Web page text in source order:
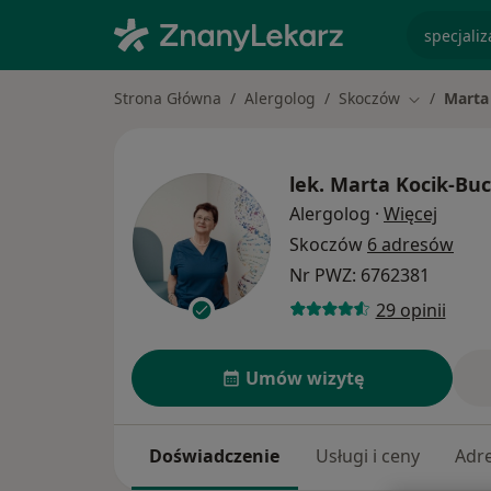
Strona Główna Alergolog Skoczów Zmień
lek. Marta Kocik-
Alergolog · Więcej
Skoczów 6 adresów
Nr PWZ: 6762381
29 opinii
Umów wizytę
Doświadczenie Usługi i ceny